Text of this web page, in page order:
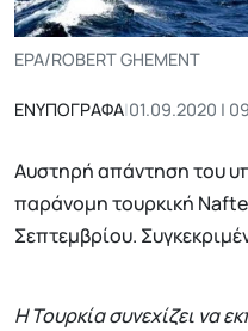
EPA/ROBERT GHEMENT
ΕΝΥΠΟΓΡΑΦΑ|01.09.2020 |
Αυστηρή απάντηση του
παράνομη τουρκική
Σεπτεμβρίου.
Η Τουρκία συνεχίζει να